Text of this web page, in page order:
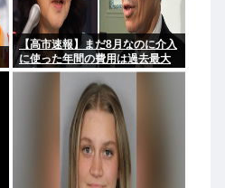
【高市速報】まだ8月なのに介入
に使った年間の費用は過去最大
と判明